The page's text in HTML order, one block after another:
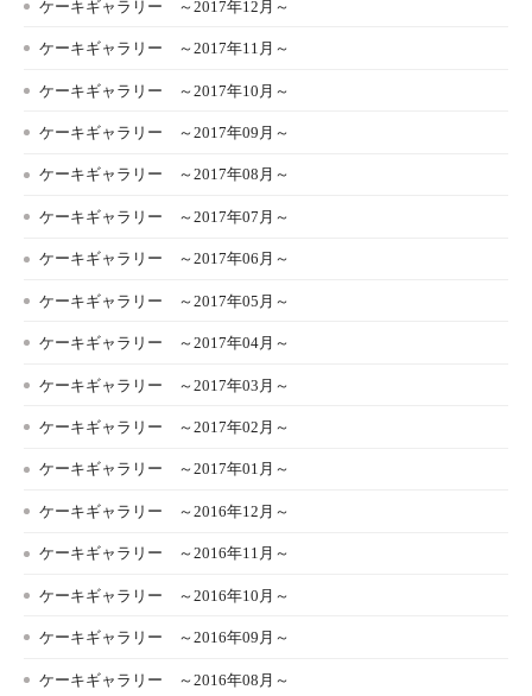
ケーキギャラリー ～2017年12月～
ケーキギャラリー ～2017年11月～
ケーキギャラリー ～2017年10月～
ケーキギャラリー ～2017年09月～
ケーキギャラリー ～2017年08月～
ケーキギャラリー ～2017年07月～
ケーキギャラリー ～2017年06月～
ケーキギャラリー ～2017年05月～
ケーキギャラリー ～2017年04月～
ケーキギャラリー ～2017年03月～
ケーキギャラリー ～2017年02月～
ケーキギャラリー ～2017年01月～
ケーキギャラリー ～2016年12月～
ケーキギャラリー ～2016年11月～
ケーキギャラリー ～2016年10月～
ケーキギャラリー ～2016年09月～
ケーキギャラリー ～2016年08月～